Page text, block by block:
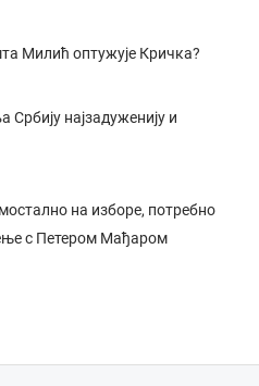
Милић оптужује Кричка?
најзадуженију и
на изборе, потребно
с Петером Мађаром